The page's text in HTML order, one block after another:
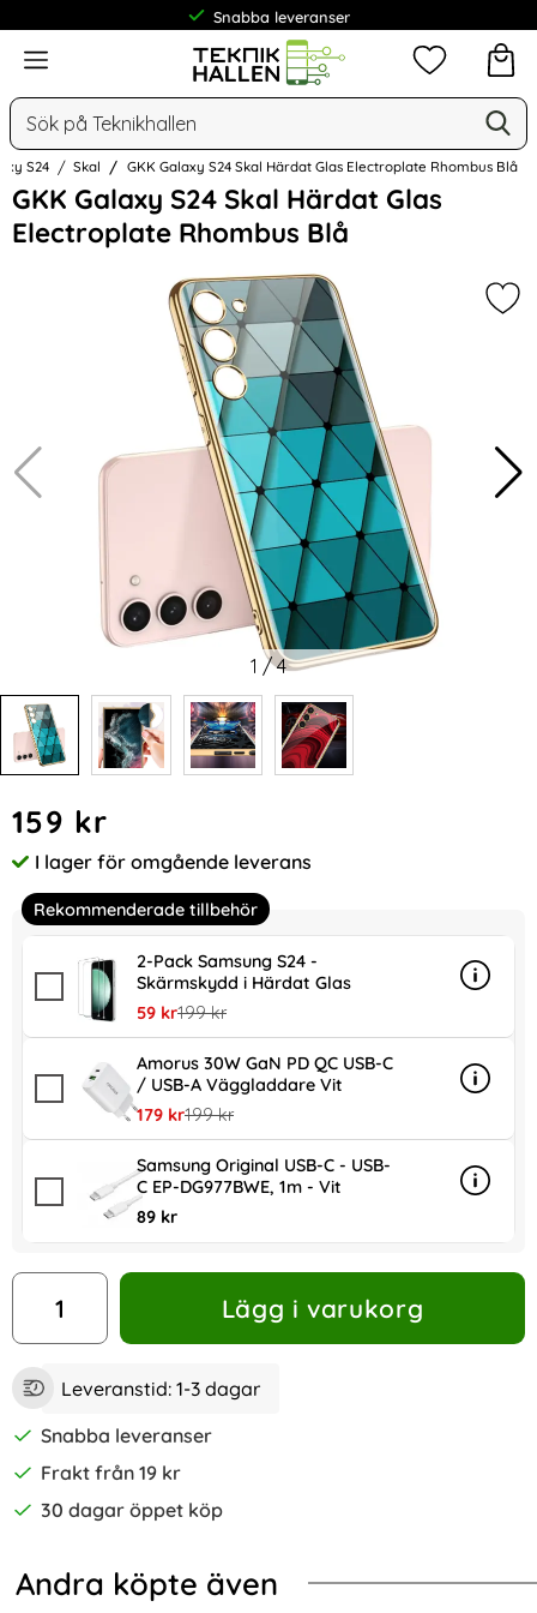
Frakt från 19 kr
Meny
Sök
Mina
S24 Skal GKK Galaxy S24 Skal Härdat Glas Electroplate Rhombus Blå
GKK Galaxy S24 Skal Härdat Glas
Electroplate Rhombus Blå
Hoppa
över
Bilder
1 /4
pris
159 kr
Tillgänglighet:
I lager för omgående leverans
Rekommenderade tillbehör
2-Pack Samsung S24 -
Skärmskydd i Härdat Glas
rea pris
59 krtidigare pris
199 kr
Info
mer
Amorus 30W GaN PD QC USB-C
/ USB-A Väggladdare Vit
rea pris
179 krtidigare pris
199 kr
Info
mer
Samsung Original USB-C - USB-
C EP-DG977BWE, 1m - Vit
89 kr
Info
mer
antal
Lägg i varukorg
Leveranstid: 1-3 dagar
Snabba leveranser
Frakt från 19 kr
30 dagar öppet köp
Andra köpte även